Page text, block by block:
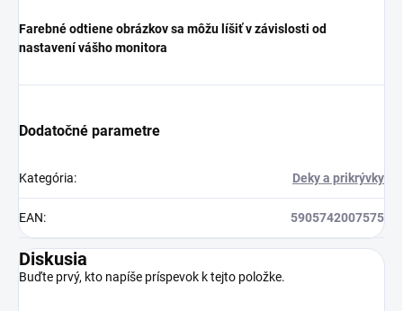
Farebné odtiene obrázkov sa môžu líšiť v závislosti od
nastavení vášho monitora
Dodatočné parametre
Kategória: Deky a prikrývky
EAN: 5905742007575
Diskusia
Buďte prvý, kto napíše príspevok k tejto položke.